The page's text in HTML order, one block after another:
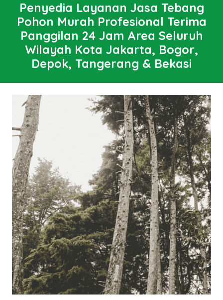
Penyedia Layanan Jasa Tebang
Pohon Murah Profesional Terima
Panggilan 24 Jam Area Seluruh
Wilayah Kota Jakarta, Bogor,
Depok, Tangerang & Bekasi